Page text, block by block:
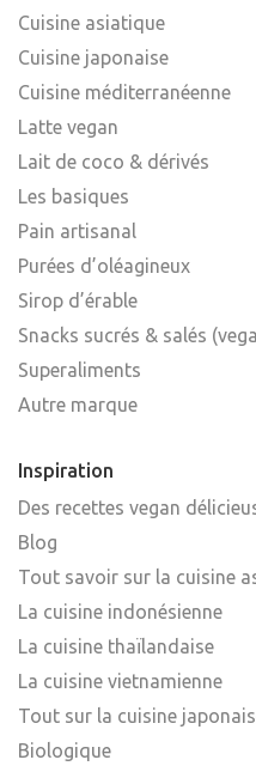
Cuisine asiatique
Cuisine japonaise
Cuisine méditerranéenne
Latte vegan
Lait de coco & dérivés
Les basiques
Pain artisanal
Purées d’oléagineux
Sirop d’érable
Snacks sucrés & salés
Superaliments
Autre marque
Inspiration
Des recettes vegan
Blog
Tout savoir sur la cuisine
La cuisine indonésienne
La cuisine thaïlandaise
La cuisine vietnamienne
Tout sur la cuisine
Biologique